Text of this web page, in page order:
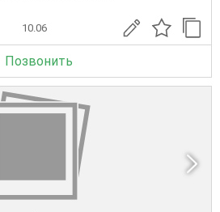
10.06
Позвонить